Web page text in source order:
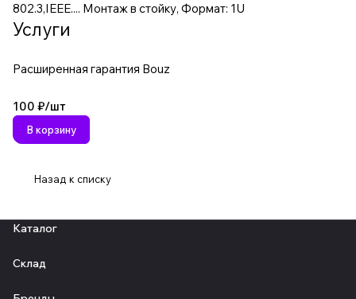
802.3,IEEE.... Монтаж в стойку, Формат: 1U
Услуги
Расширенная гарантия Bouz
100 ₽/шт
В корзину
Назад к списку
Каталог
Склад